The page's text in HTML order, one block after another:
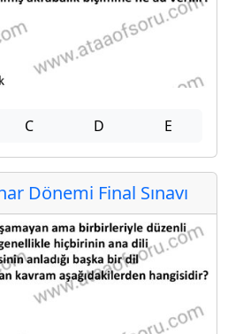
C D E
Dönemi Final Sınavı